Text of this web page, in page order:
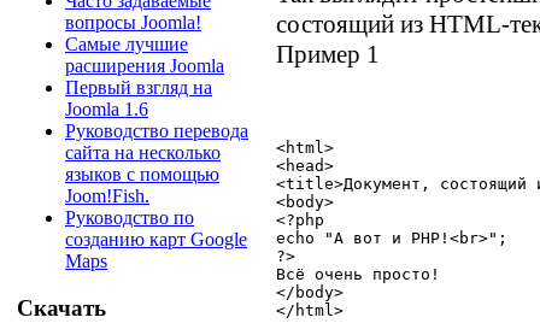
вопросы Joomla!
Самые лучшие
расширения Joomla
Первый взгляд на
Joomla 1.6
Руководство перевода
сайта на несколько
языков с помощью
Joom!Fish.
Руководство по
созданию карт Google
Maps
Скачать
состоящий из HTML-
Пример 1
<html>
<head>
<title>Документ, состоящий
<body>
<?php
echo "А вот и PHP!<br>";
?>
Всё очень просто!
</body>
</html>